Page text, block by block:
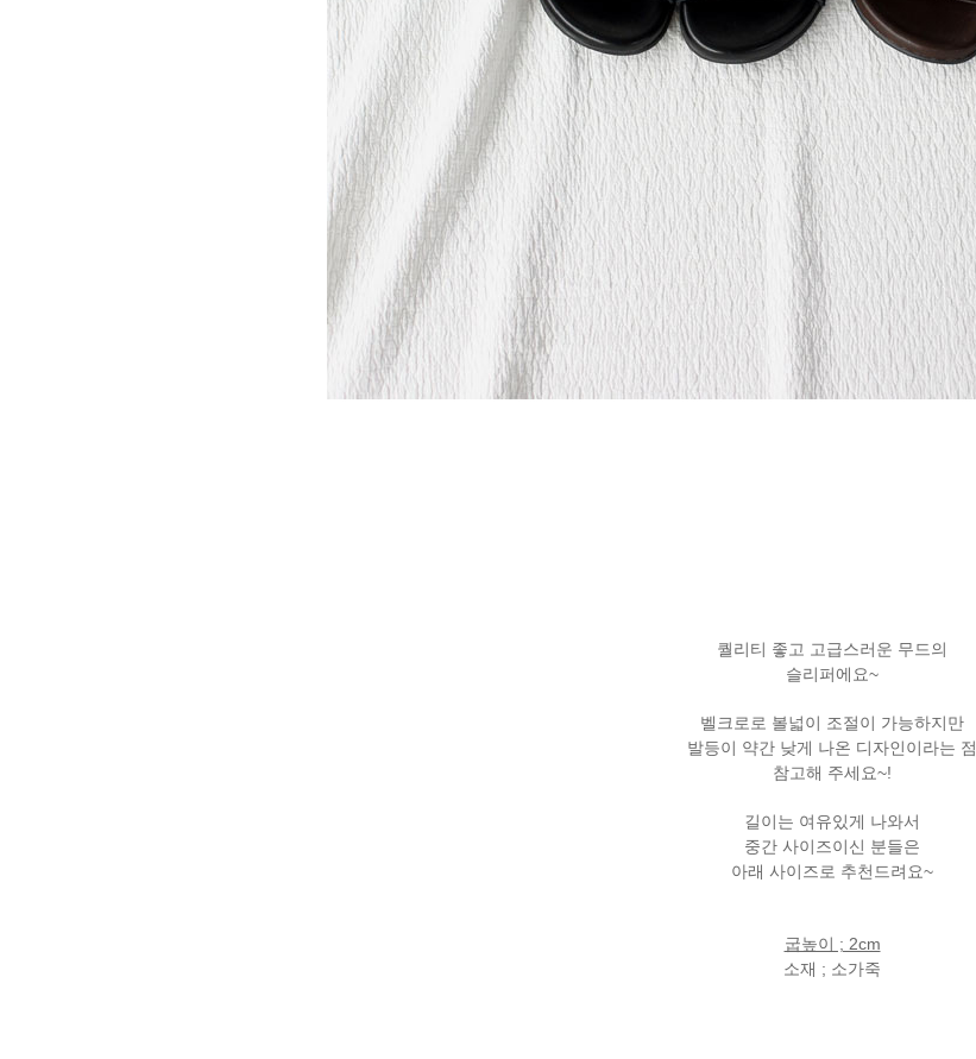
퀄리티 좋고 고급스러운 무드의
슬리퍼에요~
벨크로로 볼넓이 조절이 가능하지만
발등이 약간 낮게 나온 디자인이라는 점
참고해 주세요~!
길이는 여유있게 나와서
중간 사이즈이신 분들은
아래 사이즈로 추천드려요~
굽높이 ; 2cm
소재 ; 소가죽